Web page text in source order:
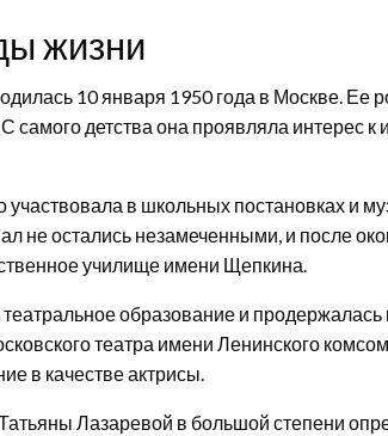
жизни
10 января 1950 года в Москве. Ее
самого детства она проявляла интерес к
участвовала в школьных постановках и
не остались незамеченными, и после
училище имени Щепкина.
образование и
театра имени Ленинского
в качестве актрисы.
Лазаревой в большой степени